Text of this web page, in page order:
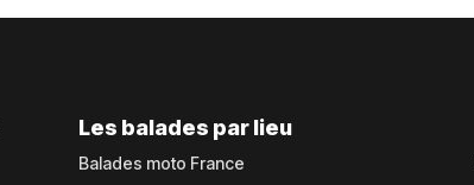
Les balades par lieu
Balades moto France